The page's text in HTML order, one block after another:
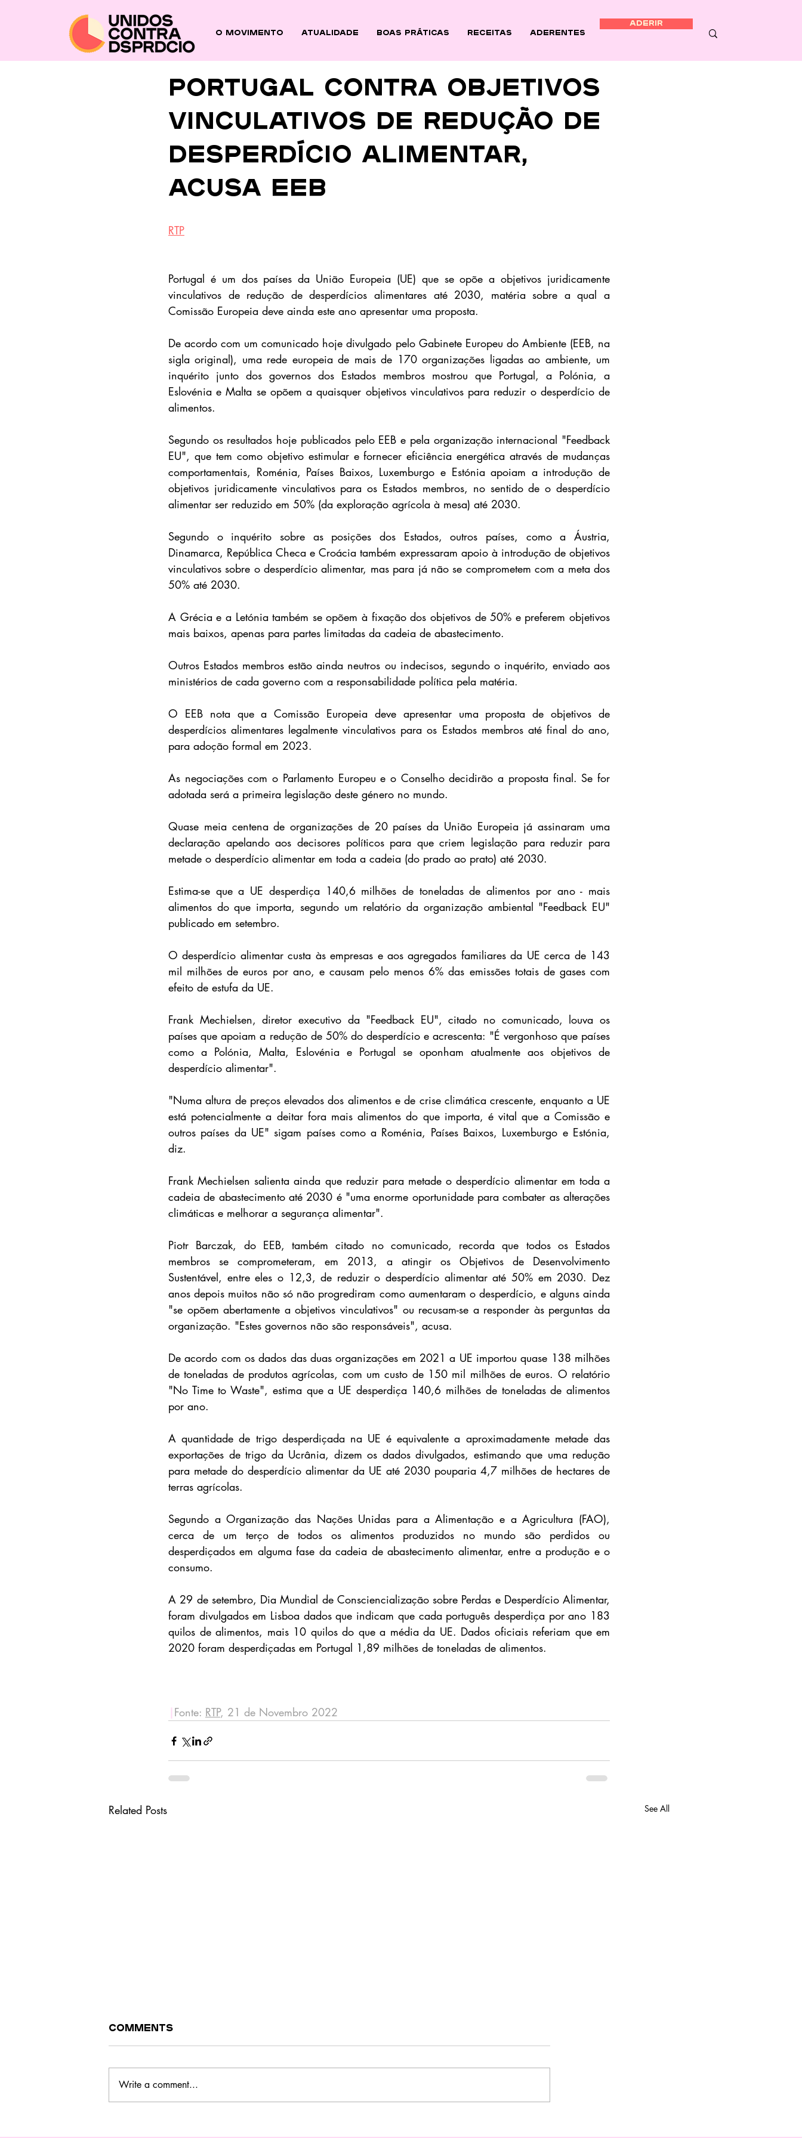
O Movimento ATUALIDADE BOAS PRÁTICAS Receitas Aderentes
ADERIR
Portugal contra objetivos
vinculativos de redução de
desperdício alimentar,
acusa EEB
RTP
Portugal é um dos países da União Europeia (UE) que se opõe a objetivos juridicamente
vinculativos de redução de desperdícios alimentares até 2030, matéria sobre a qual a
Comissão Europeia deve ainda este ano apresentar uma proposta.
De acordo com um comunicado hoje divulgado pelo Gabinete Europeu do Ambiente (EEB, na
sigla original), uma rede europeia de mais de 170 organizações ligadas ao ambiente, um
inquérito junto dos governos dos Estados membros mostrou que Portugal, a Polónia, a
Eslovénia e Malta se opõem a quaisquer objetivos vinculativos para reduzir o desperdício de
alimentos.
Segundo os resultados hoje publicados pelo EEB e pela organização internacional "Feedback
EU", que tem como objetivo estimular e fornecer eficiência energética através de mudanças
comportamentais, Roménia, Países Baixos, Luxemburgo e Estónia apoiam a introdução de
objetivos juridicamente vinculativos para os Estados membros, no sentido de o desperdício
alimentar ser reduzido em 50% (da exploração agrícola à mesa) até 2030.
Segundo o inquérito sobre as posições dos Estados, outros países, como a Áustria,
Dinamarca, República Checa e Croácia também expressaram apoio à introdução de objetivos
vinculativos sobre o desperdício alimentar, mas para já não se comprometem com a meta dos
50% até 2030.
A Grécia e a Letónia também se opõem à fixação dos objetivos de 50% e preferem objetivos
mais baixos, apenas para partes limitadas da cadeia de abastecimento.
Outros Estados membros estão ainda neutros ou indecisos, segundo o inquérito, enviado aos
ministérios de cada governo com a responsabilidade política pela matéria.
O EEB nota que a Comissão Europeia deve apresentar uma proposta de objetivos de
desperdícios alimentares legalmente vinculativos para os Estados membros até final do ano,
para adoção formal em 2023.
As negociações com o Parlamento Europeu e o Conselho decidirão a proposta final. Se for
adotada será a primeira legislação deste género no mundo.
Quase meia centena de organizações de 20 países da União Europeia já assinaram uma
declaração apelando aos decisores políticos para que criem legislação para reduzir para
metade o desperdício alimentar em toda a cadeia (do prado ao prato) até 2030.
Estima-se que a UE desperdiça 140,6 milhões de toneladas de alimentos por ano - mais
alimentos do que importa, segundo um relatório da organização ambiental "Feedback EU"
publicado em setembro.
O desperdício alimentar custa às empresas e aos agregados familiares da UE cerca de 143
mil milhões de euros por ano, e causam pelo menos 6% das emissões totais de gases com
efeito de estufa da UE.
Frank Mechielsen, diretor executivo da "Feedback EU", citado no comunicado, louva os
países que apoiam a redução de 50% do desperdício e acrescenta: "É vergonhoso que países
como a Polónia, Malta, Eslovénia e Portugal se oponham atualmente aos objetivos de
desperdício alimentar".
"Numa altura de preços elevados dos alimentos e de crise climática crescente, enquanto a UE
está potencialmente a deitar fora mais alimentos do que importa, é vital que a Comissão e
outros países da UE" sigam países como a Roménia, Países Baixos, Luxemburgo e Estónia,
diz.
Frank Mechielsen salienta ainda que reduzir para metade o desperdício alimentar em toda a
cadeia de abastecimento até 2030 é "uma enorme oportunidade para combater as alterações
climáticas e melhorar a segurança alimentar".
Piotr Barczak, do EEB, também citado no comunicado, recorda que todos os Estados
membros se comprometeram, em 2013, a atingir os Objetivos de Desenvolvimento
Sustentável, entre eles o 12,3, de reduzir o desperdício alimentar até 50% em 2030. Dez
anos depois muitos não só não progrediram como aumentaram o desperdício, e alguns ainda
"se opõem abertamente a objetivos vinculativos" ou recusam-se a responder às perguntas da
organização. "Estes governos não são responsáveis", acusa.
De acordo com os dados das duas organizações em 2021 a UE importou quase 138 milhões
de toneladas de produtos agrícolas, com um custo de 150 mil milhões de euros. O relatório
"No Time to Waste", estima que a UE desperdiça 140,6 milhões de toneladas de alimentos
por ano.
A quantidade de trigo desperdiçada na UE é equivalente a aproximadamente metade das
exportações de trigo da Ucrânia, dizem os dados divulgados, estimando que uma redução
para metade do desperdício alimentar da UE até 2030 pouparia 4,7 milhões de hectares de
terras agrícolas.
Segundo a Organização das Nações Unidas para a Alimentação e a Agricultura (FAO),
cerca de um terço de todos os alimentos produzidos no mundo são perdidos ou
desperdiçados em alguma fase da cadeia de abastecimento alimentar, entre a produção e o
consumo.
A 29 de setembro, Dia Mundial de Consciencialização sobre Perdas e Desperdício Alimentar,
foram divulgados em Lisboa dados que indicam que cada português desperdiça por ano 183
quilos de alimentos, mais 10 quilos do que a média da UE. Dados oficiais referiam que em
2020 foram desperdiçadas em Portugal 1,89 milhões de toneladas de alimentos.
| Fonte: RTP, 21 de Novembro 2022
Related Posts See All
Comments
Write a comment...